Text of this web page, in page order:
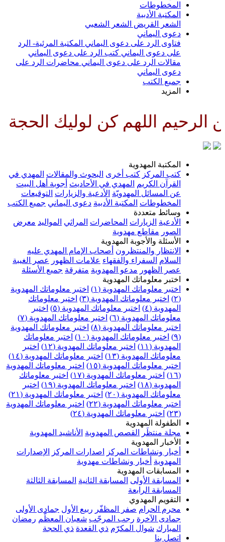
الأدبية
الشعر الشعبي
اليماني
الرد على دعوى اليماني المكتبة المرئية- الرد
دعوى اليماني كتب الرد على دعوى اليماني
الرد على دعوى اليماني محاضرات الرد على
كن لوليك الحجة بن الحسن
المهدوية
كتب أخرى البحوث والمقالات المهدي في
المهدي في الأحاديث أجوبة أهل البيت
المسائل المهدويّة الأدعية والزيارات التوقيعات
المكتبة الأدبية دعوى اليماني جميع الكتب
متعددة
الزيارات المحاضرات المراثي المواليد معرض
مقاطع مهدوية
والأجوبة المهدوية
والمنتظرون أصحاب الإمام المهدي عليه
السفراء والفقهاء علامات الظهور عصر الغيبة
مدعو المهدوية متفرقة جميع الأسئلة
معلوماتك المهدوية
معلوماتك المهدوية (١)
اختبر معلوماتك المهدوية
اختبر معلوماتك المهدوية (٣)
اختبر معلوماتك
اختبر معلوماتك المهدوية (٥)
اختبر
المهدوية (٦)
اختبر معلوماتك المهدوية (٧)
معلوماتك المهدوية (٨)
اختبر معلوماتك المهدوية
اختبر معلوماتك المهدوية (١٠)
اختبر معلوماتك
اختبر معلوماتك المهدوية (١٢)
اختبر
المهدوية (١٣)
اختبر معلوماتك المهدوية (١٤)
معلوماتك المهدوية (١٥)
اختبر معلوماتك المهدوية
اختبر معلوماتك المهدوية (١٧)
اختبر معلوماتك
اختبر معلوماتك المهدوية (١٩)
اختبر
المهدوية (٢٠)
اختبر معلوماتك المهدوية (٢١)
معلوماتك المهدوية (٢٢)
اختبر معلوماتك المهدوية
اختبر معلوماتك المهدوية (٢٤)
المهدوية
منتظَر
القصص المهدوية الأناشيد المهدوية
المهدوية
ونشاطات المركز اصدارات المركز الإصدارات
أخبار ونشاطات مهدوية
المهدوية
الأولى المسابقة الثانية المسابقة الثالثة
الرابعة
المهدوي
الحرام
صفر المظفّر ربيع الأول جمادى الأولى
رجب المرجّب شعبان المعظّم رمضان
شوال المكرّم ذي القعدة ذي الحجة